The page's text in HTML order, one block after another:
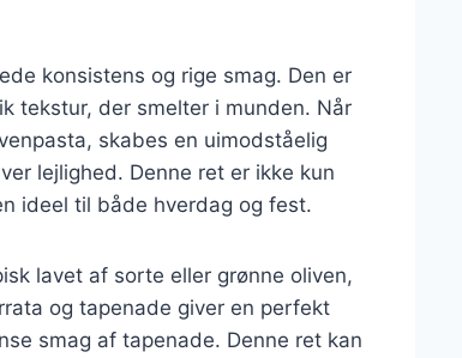
konsistens og rige smag. Den er
tekstur, der smelter i munden. Når
skabes en uimodståelig
lejlighed. Denne ret er ikke kun
ideel til både hverdag og fest.
lavet af sorte eller grønne oliven,
og tapenade giver en perfekt
smag af tapenade. Denne ret kan